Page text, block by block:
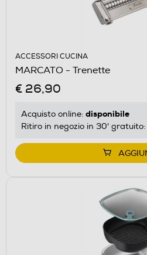
ACCESSORI CUCINA
MARCATO - Trenette
€ 26,90
Acquisto online: disponibile
Ritiro in negozio in 30' gratuito: